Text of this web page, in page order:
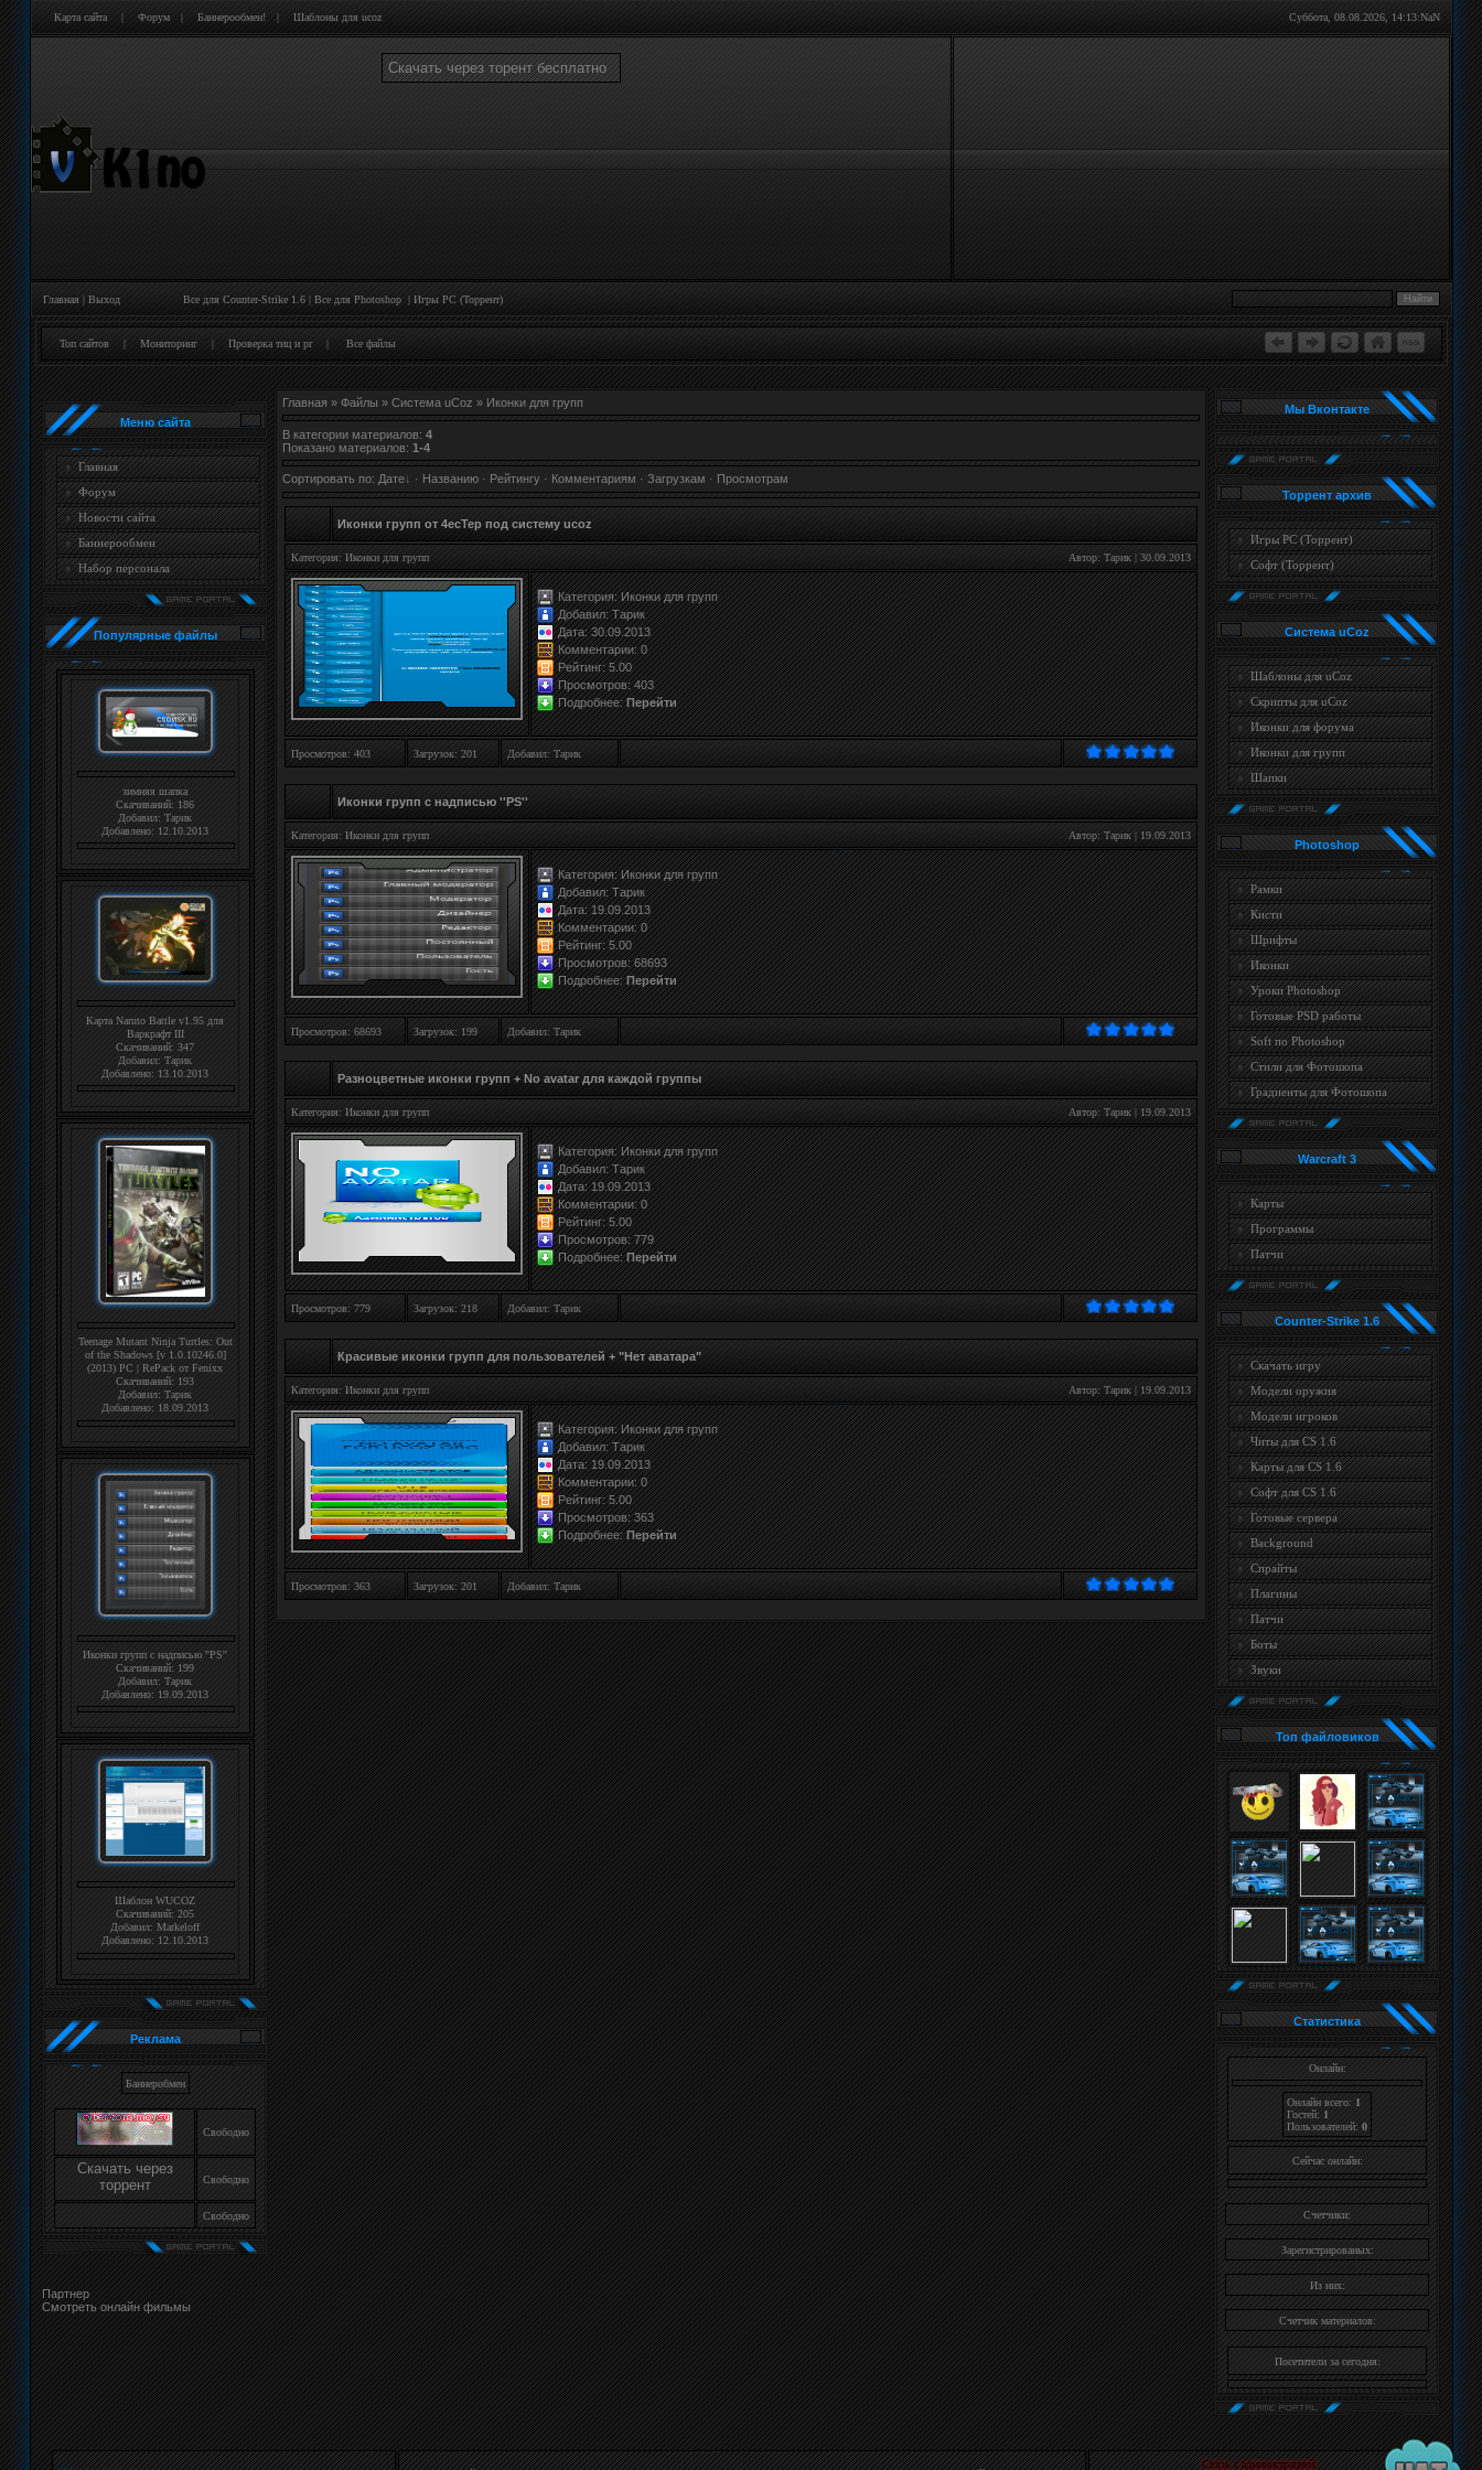
Карта сайта | Форум | Баннерообмен! | Шаблоны для ucoz Суббота, 08.08.2026, 14:13:NaN
Скачать через торент бесплатно
Главная | Выход Все для Counter-Strike 1.6 | Все для Photoshop | Игры PC (Торрент)
Топ сайтов | Мониторинг | Проверка тиц и pr Все файлы
Меню сайта
Главная
Форум
Новости сайта
Баннерообмен
Набор персонала
Популярные файлы
зимняя шапка
Скачиваний: 186
Добавил: Тарик
Добавлено: 12.10.2013
Карта Naruto Battle v1.95 для
Варкрафт III
Скачиваний: 347
Добавил: Тарик
Добавлено: 13.10.2013
Teenage Mutant Ninja Turtles: Out
of the Shadows [v 1.0.10246.0]
(2013) PC | RePack от Fenixx
Скачиваний: 193
Добавил: Тарик
Добавлено: 18.09.2013
Иконки групп с надписью ''PS''
Скачиваний: 199
Добавил: Тарик
Добавлено: 19.09.2013
Шаблон WUCOZ
Скачиваний: 205
Добавил: Markeloff
Добавлено: 12.10.2013
Реклама
Баннеробмен
Свободно
Скачать через
торрент
Свободно
Свободно
Партнер
Смотреть онлайн фильмы
Главная » Файлы » Система uCoz » Иконки для групп
В категории материалов: 4
Показано материалов: 1-4
Сортировать по: Дате · Названию · Рейтингу · Комментариям · Загрузкам · Просмотрам
Иконки групп от 4ecTep под систему ucoz
Категория: Иконки для групп Автор: Тарик | 30.09.2013
Категория:Иконки для групп
Добавил:Тарик
Дата: 30.09.2013
Комментарии: 0
Рейтинг:5.00
Просмотров: 403
Подробнее:Перейти
Просмотров: 403 Загрузок: 201 Добавил: Тарик
Иконки групп с надписью ''PS''
Категория: Иконки для групп Автор: Тарик | 19.09.2013
Категория:Иконки для групп
Добавил:Тарик
Дата: 19.09.2013
Комментарии: 0
Рейтинг:5.00
Просмотров: 68693
Подробнее:Перейти
Просмотров: 68693 Загрузок: 199 Добавил: Тарик
Разноцветные иконки групп + No avatar для каждой группы
Категория: Иконки для групп Автор: Тарик | 19.09.2013
Категория:Иконки для групп
Добавил:Тарик
Дата: 19.09.2013
Комментарии: 0
Рейтинг:5.00
Просмотров: 779
Подробнее:Перейти
Просмотров: 779 Загрузок: 218 Добавил: Тарик
Красивые иконки групп для пользователей + "Нет аватара"
Категория: Иконки для групп Автор: Тарик | 19.09.2013
Категория:Иконки для групп
Добавил:Тарик
Дата: 19.09.2013
Комментарии: 0
Рейтинг:5.00
Просмотров: 363
Подробнее:Перейти
Просмотров: 363 Загрузок: 201 Добавил: Тарик
Мы Вконтакте
Торрент архив
Игры PC (Торрент)
Софт (Торрент)
Система uCoz
Шаблоны для uCoz
Скрипты для uCoz
Иконки для форума
Иконки для групп
Шапки
Photoshop
Рамки
Кисти
Шрифты
Иконки
Уроки Photoshop
Готовые PSD работы
Soft по Photoshop
Стили для Фотошопа
Градиенты для Фотошопа
Warcraft 3
Карты
Программы
Патчи
Counter-Strike 1.6
Скачать игру
Модели оружия
Модели игроков
Читы для CS 1.6
Карты для CS 1.6
Софт для CS 1.6
Готовые сервера
Background
Спрайты
Плагины
Патчи
Боты
Звуки
Топ файловиков
Cтатистика
Онлайн:
Онлайн всего: 1
Гостей: 1
Пользователей: 0
Cейчас онлайн:
Счетчики:
Зарегистрированых:
Из них:
Счетчик материалов:
Посетители за сегодня:
Связь с администрацией: